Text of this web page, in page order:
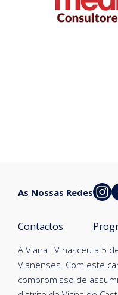
A Viana TV nasceu a 5
Vianenses. Com este
compromisso de
Contactos
As Nossas Redes